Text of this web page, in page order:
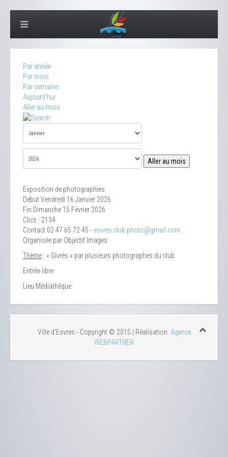
Par année
Par mois
Par semaine
Aujourd'hui
Aller au mois
Aller au mois
Exposition de photographies
Début Vendredi 16 Janvier 2026
Fin Dimanche 15 Février 2026
Clics : 2134
Contact 02 47 65 72 45 - esvres.club.photo@gmail.com
Organisée par Objectif Images
Thème : « Givrés » par plusieurs photographes du club
Entrée libre
Lieu Médiathèque
Ville d'Esvres - Copyright © 2015 | Réalisation: Agence
WEBPARTNER